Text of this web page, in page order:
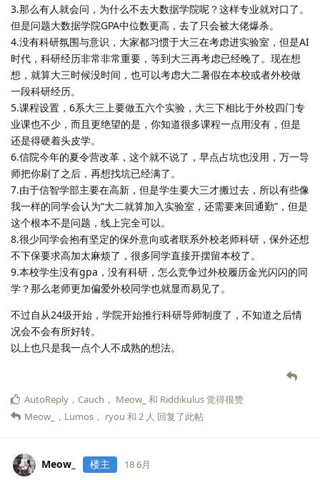
3.那么有人就会问，为什么不去大数据学院呢？这样专业就对口了。
但是问题大数据学院GPA中位数更高，去了只会被大佬爆杀。
4.没有科研氛围与意识，大家都习惯于大三在考虑进实验室，但是AI
时代，科研经历非常非常重要，等到大三再考虑已经晚了。现在想
想，就算大三时候没时间，也可以考虑大二暑假在本校或者外校做
一段科研经历。
5.课程设置，6系大三上要做五六个实验，大三下相比于外校四门专
业课也不少，而且更绝望的是，你知道很多课程一点用没有，但是
还是得硬着头皮学。
6.信院今年的夏令营改革，这个就不说了，早点占坑也没用，万一导
师把你刷了之后，再想找坑已经满了。
7.由于信智学部主要在高新，但是学生要大三才搬过去，所以有些像
我一样的同学会认为“大二就算加入实验室，还需要来回通勤”，但是
这个根本不是问题，线上完全可以。
8.很少同学会抱有坚定的保外意向或者联系外校老师科研，保外还想
不下保要求高加太麻烦了，很多同学直接开摆留本校了。
9.本校学生没有gpa，没有科研，怎么竞争过外校履历金光闪闪的同
学？那么老师更加偏爱外校同学也就显而易见了。
不过自从24级开始，学院开始推行科研导师制度了，不知道之后情
况会不会有所好转。
以上也只是我一点个人不成熟的想法。
AutoReply ， Cauch ， Meow_ 和 Riddikulus觉得很赞
Meow_
， Lumos ， ryou 和 2 人 回复了此帖
Meow_ 楼主 18 6月